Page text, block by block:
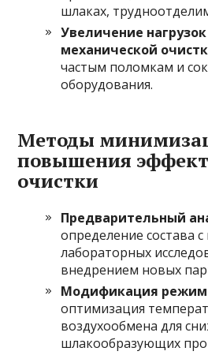
шлаках,
Увеличение
механической
частым поломкам и
оборудования.
Методы
повышения
очистки
Предварительный
определение состава
лабораторных
внедрением новых
Модификация
оптимизация
воздухообмена для
шлакообразующих